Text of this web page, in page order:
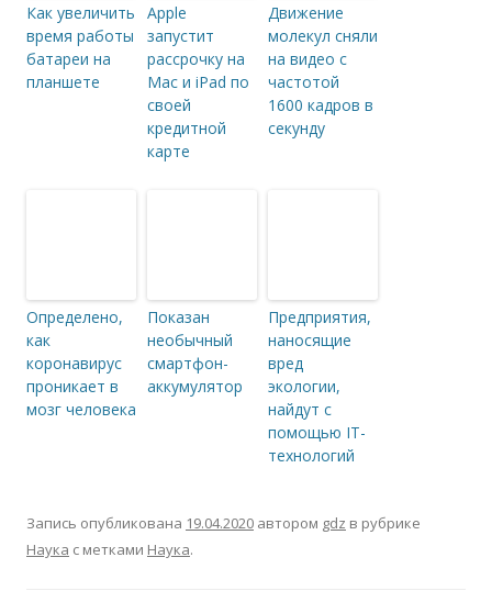
Как увеличить
время работы
батареи на
планшете
Apple
запустит
рассрочку на
Mac и iPad по
своей
кредитной
карте
Движение
молекул сняли
на видео с
частотой
1600 кадров в
секунду
Определено,
как
коронавирус
проникает в
мозг человека
Показан
необычный
смартфон-
аккумулятор
Предприятия,
наносящие
вред
экологии,
найдут с
помощью IT-
технологий
Запись опубликована 19.04.2020 автором gdz в рубрике
Наука с метками Наука.